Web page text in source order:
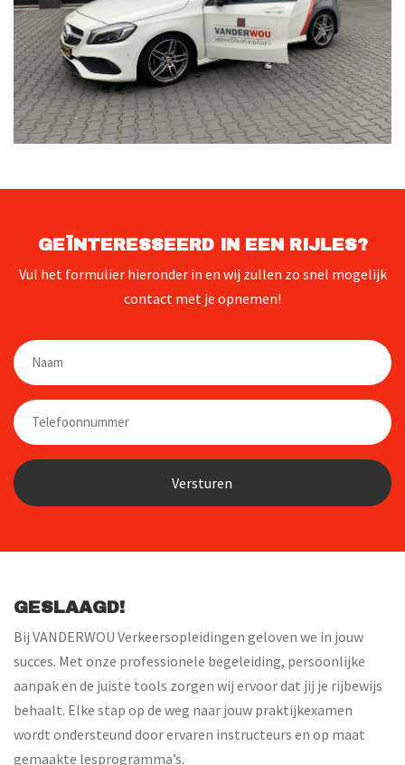
GEÏNTERESSEERD IN EEN RIJLES?
Vul het formulier hieronder in en wij zullen zo snel mogelijk
contact met je opnemen!
GESLAAGD!
Bij VANDERWOU Verkeersopleidingen geloven we in jouw
succes. Met onze professionele begeleiding, persoonlijke
aanpak en de juiste tools zorgen wij ervoor dat jij je rijbewijs
behaalt. Elke stap op de weg naar jouw praktijkexamen
wordt ondersteund door ervaren instructeurs en op maat
gemaakte lesprogramma’s.